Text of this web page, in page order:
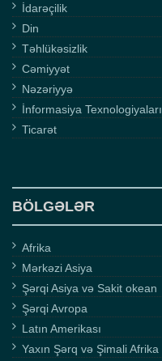
İdarəçilik
Din
Təhlükəsizlik
Cəmiyyət
Nəzəriyyə
İnformasiya Texnologiyaları
Ticarət
BÖLGƏLƏR
Afrika
Mərkəzi Asiya
Şərqi Asiya və Sakit okean
Şərqi Avropa
Latın Amerikası
Yaxın Şərq və Şimali Afrika